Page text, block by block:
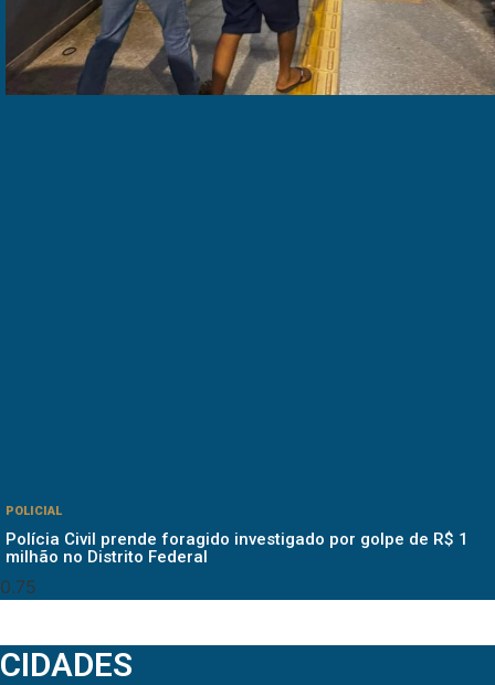
POLICIAL
Polícia Civil prende foragido investigado por golpe de R$ 1
milhão no Distrito Federal
CIDADES